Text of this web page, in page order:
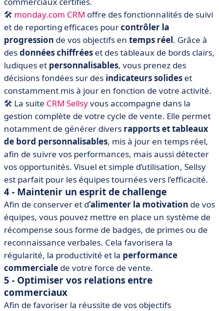
🛠 monday.com CRM offre des fonctionnalités de suivi
et de reporting efficaces pourcontrôler la
progression de vos objectifs en temps réel. Grâce à
desdonnées chiffrées et des tableaux de bords clairs,
ludiques et personnalisables, vous prenez des
décisions fondées sur des indicateurs solides et
constamment mis à jour en fonction de votre activité.
🛠 La suite CRM Sellsyvous accompagne dans la
gestion complète de votre cycle de vente. Elle permet
notamment de générer divers rapports et tableaux
de bord personnalisables, mis à jour en temps réel,
afin de suivre vos performances, mais aussi détecter
vos opportunités. Visuel et simple d’utilisation, Sellsy
est parfait pour les équipes tournées vers l’efficacité.
4 - Maintenir un esprit de challenge
Afin de conserver et d’alimenter la motivation de vos
équipes, vous pouvez mettre en place un système de
récompense sous forme de badges, de primes ou de
reconnaissance verbales. Cela favorisera la
régularité, la productivité et la performance
commerciale de votre force de vente.
5 - Optimiser vos relations entre
commerciaux
Afin de favoriser la réussite de vos objectifs